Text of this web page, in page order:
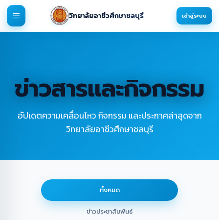
วิทยาลัยอาชีวศึกษาชลบุรี เข้าสู่ระบบ
ข่าวสารและกิจกรรม
อัปเดตความเคลื่อนไหว กิจกรรม และประกาศล่าสุดจาก
วิทยาลัยอาชีวศึกษาชลบุรี
ทั้งหมด
ข่าวประชาสัมพันธ์